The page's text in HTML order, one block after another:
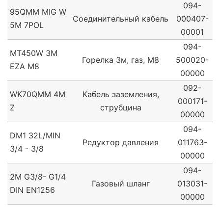
95QMM MIG W
5M 7POL
Соединительный кабель
094-
000407-
00001
MT450W 3M
EZA M8
Горелка 3м, газ, М8
094-
500020-
00000
WK70QMM 4M
Z
Кабель заземления,
струбцина
092-
000171-
00000
DM1 32L/MIN
3/4 - 3/8
Редуктор давления
094-
011763-
00000
2M G3/8- G1/4
DIN EN1256
Газовый шланг
094-
013031-
00000